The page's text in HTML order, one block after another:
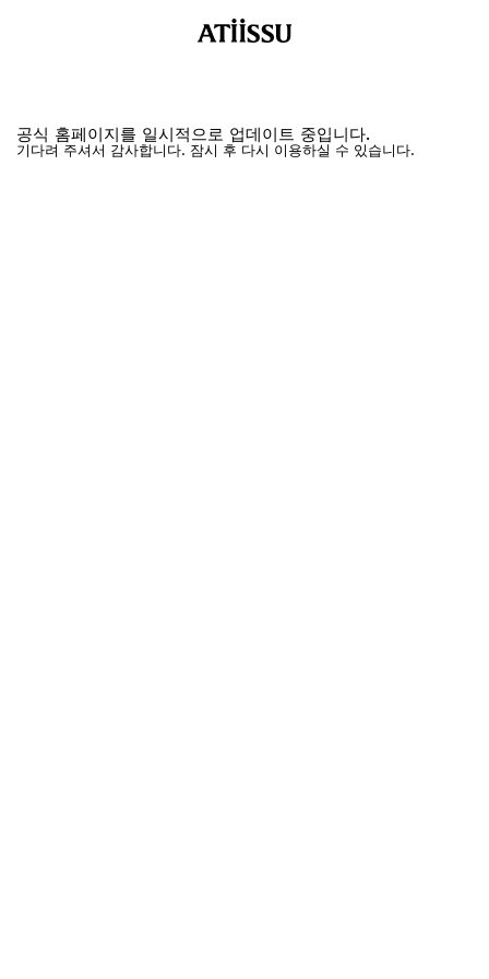
공식 홈페이지를 일시적으로 업데이트 중입니다.
기다려 주셔서 감사합니다. 잠시 후 다시 이용하실 수 있습니다.